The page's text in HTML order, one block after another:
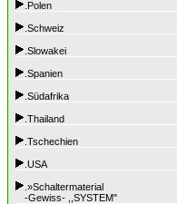
.Polen
.Schweiz
.Slowakei
.Spanien
.Südafrika
.Thailand
.Tschechien
.USA
.»Schaltermaterial
-Gewiss- ,,SYSTEM"